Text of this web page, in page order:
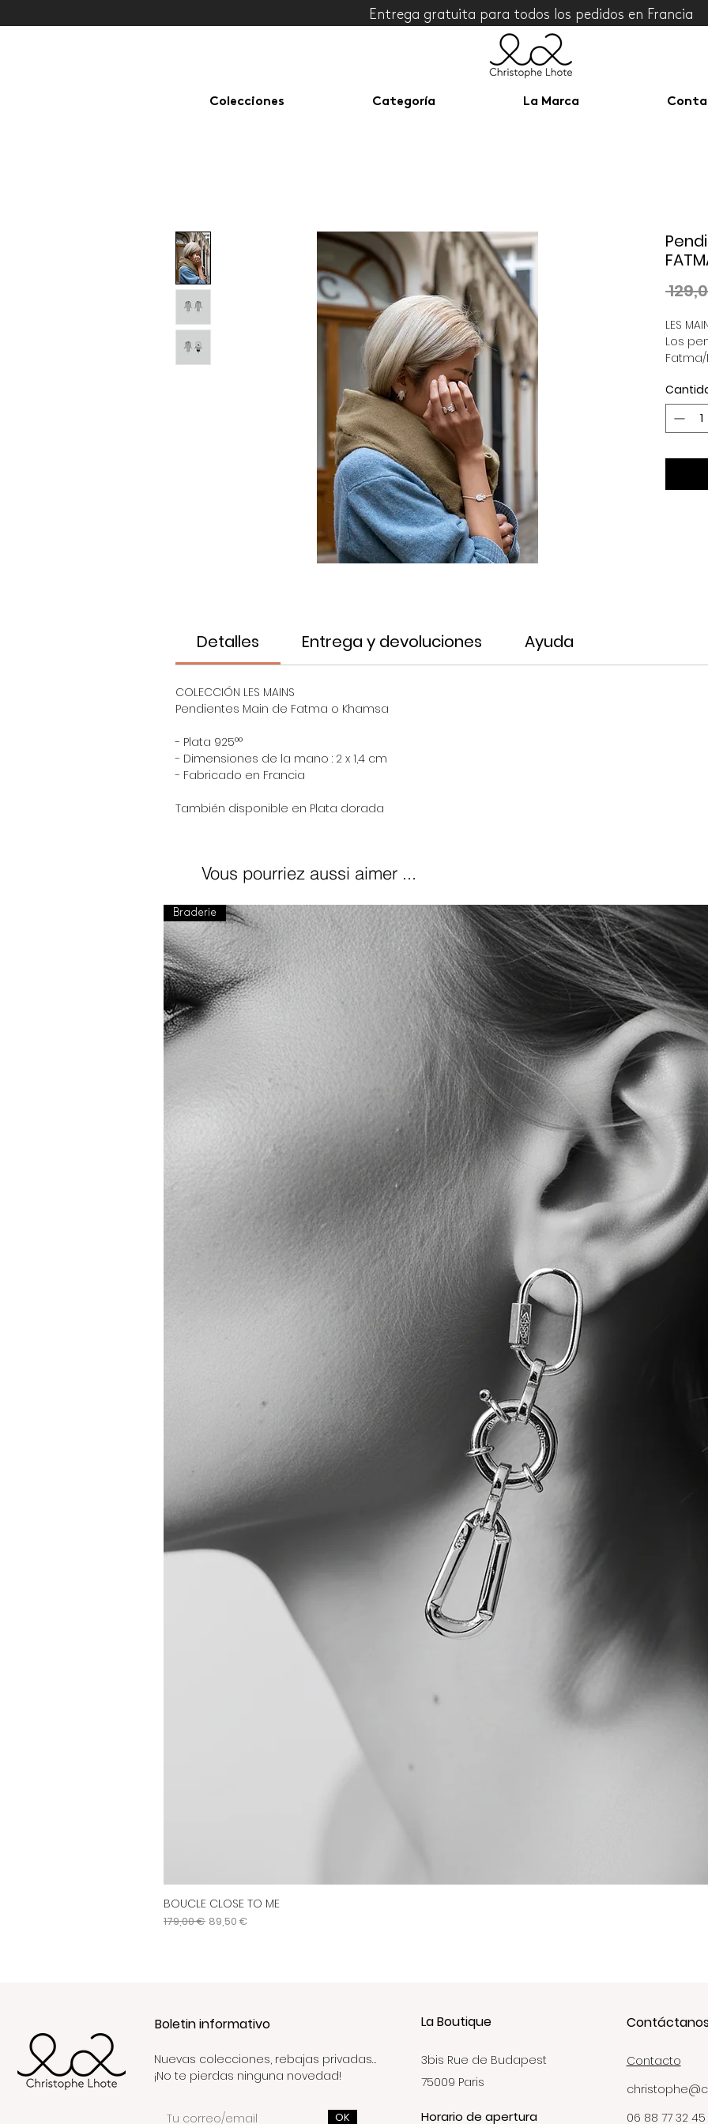
Entrega gratuita para todos los pedidos en Francia
Colecciones Categoría La Marca
LES
Los
Detalles Entrega y devoluciones Ayuda
COLECCIÓN LES MAINS
Pendientes Main de Fatma o Khamsa
- Plata 925°°
- Dimensiones de la mano : 2 x 1,4 cm
- Fabricado en Francia
También disponible en Plata dorada
Vous pourriez aussi aimer ...
Braderie
BOUCLE CLOSE TO ME
Precio
179,00 € Precio de oferta
89,50 €
Boletin informativo La Boutique
Nuevas colecciones, rebajas privadas…
¡No te pierdas ninguna novedad!
OK
3bis Rue de Budapest
75009 Paris
Horario de apertura
Contacto
06 88 77 32 45